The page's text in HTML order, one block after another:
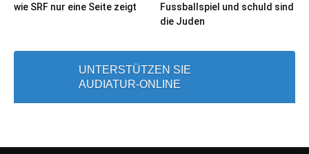
wie SRF nur eine Seite zeigt
Fussballspiel und schuld sind
die Juden
UNTERSTÜTZEN SIE
AUDIATUR-ONLINE